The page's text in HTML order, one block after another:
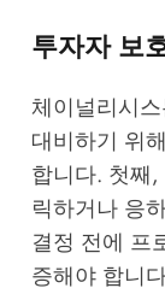
투자자 보
체이널리시
대비하기 위
합니다. 첫째
릭하거나 응
결정 전에 프
증해야 합니